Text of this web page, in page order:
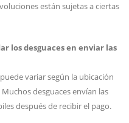
están sujetas a ciertas
los desguaces en enviar las
variar según la ubicación
desguaces envían las
después de recibir el pago.